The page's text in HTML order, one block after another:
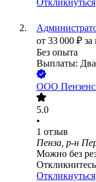
Откликнуться
от 33 000 ₽ за
Без опыта
Выплаты: Два
ООО
5.0
•
1 отзыв
Пенза, р-н
Можно без
Откликнуться